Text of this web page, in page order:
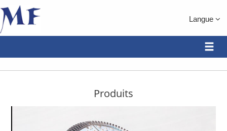
Langue
Produits